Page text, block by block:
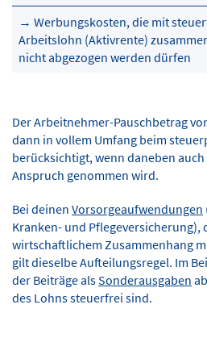
→ Werbungskosten, die mit
Arbeitslohn (Aktivrente)
nicht abgezogen werden dürfen
Der Arbeitnehmer-Pauschbetrag
dann in vollem Umfang beim
berücksichtigt, wenn daneben
Anspruch genommen wird.
Bei deinen Vorsorgeaufwendungen
Kranken- und
wirtschaftlichem Zusammenhang
gilt dieselbe Aufteilungsregel. Im
der Beiträge alsSonderausgaben
des Lohns steuerfrei sind.